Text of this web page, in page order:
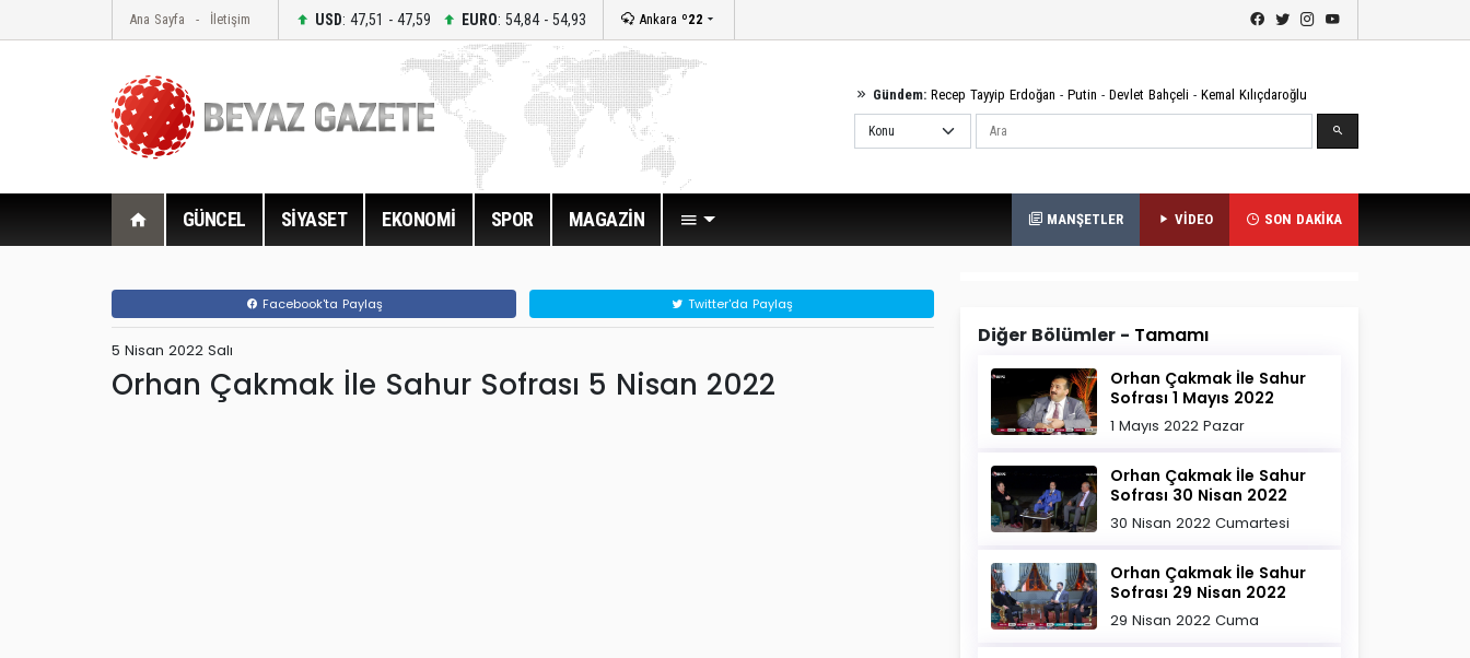
Ana Sayfa İletişim USD: 47,51 - 47,59 EURO: 54,84 - 54,93 Ankara º22
Gündem: Recep Tayyip Erdoğan - Putin - Devlet Bahçeli - Kemal Kılıçdaroğlu
Ara
GÜNCEL SİYASET EKONOMİ SPOR MAGAZİN MANŞETLER VİDEO SON DAKİKA
Facebook'ta Paylaş Twitter'da Paylaş
5 Nisan 2022 Salı
Orhan Çakmak İle Sahur Sofrası 5 Nisan 2022
Diğer Bölümler - Tamamı
Orhan Çakmak İle Sahur
Sofrası 1 Mayıs 2022
1 Mayıs 2022 Pazar
Orhan Çakmak İle Sahur
Sofrası 30 Nisan 2022
30 Nisan 2022 Cumartesi
Orhan Çakmak İle Sahur
Sofrası 29 Nisan 2022
29 Nisan 2022 Cuma